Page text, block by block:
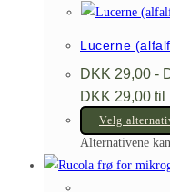
Lucerne
DKK 29,00 -
DKK 29,00
Velg
Alternativene